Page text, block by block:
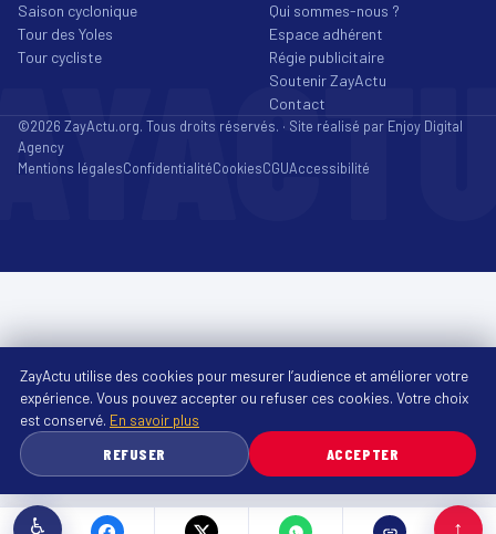
Saison cyclonique
Tour des Yoles
Tour cycliste
Qui sommes-nous ?
Espace adhérent
Régie publicitaire
Soutenir ZayActu
Contact
©2026 ZayActu.org. Tous droits réservés. · Site réalisé par Enjoy Digital
Agency
Mentions légalesConfidentialitéCookiesCGUAccessibilité
♿ ↑
ZayActu utilise des cookies pour mesurer l’audience et améliorer votre
expérience. Vous pouvez accepter ou refuser ces cookies. Votre choix
est conservé. En savoir plus
REFUSER
ACCEPTER